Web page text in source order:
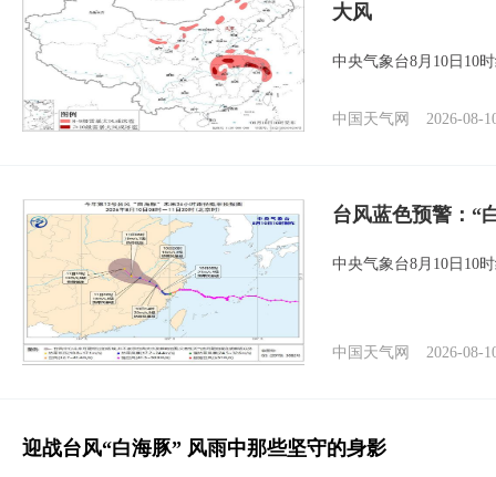
大风
中央气象台8月10日10
中国天气网 2026-08-
台风蓝色预警：“
中央气象台8月10日10
中国天气网 2026-08-
迎战台风“白海豚” 风雨中那些坚守的身影